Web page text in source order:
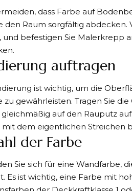
dass Farbe auf
den Raum sorgfältig
und befestigen Sie Malerkrepp
auftragen
ist wichtig, um die
zu gewährleisten. Tragen Sie
auf den Rauputz
mit dem eigentlichen Streichen
der Farbe
Sie sich für eine Wandfarbe,
Es ist wichtig, eine Farbe mit